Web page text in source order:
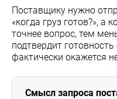
Поставщику нужно
«когда груз готов?», а
точнее вопрос, тем
подтвердит
фактически окажется
Смысл запроса